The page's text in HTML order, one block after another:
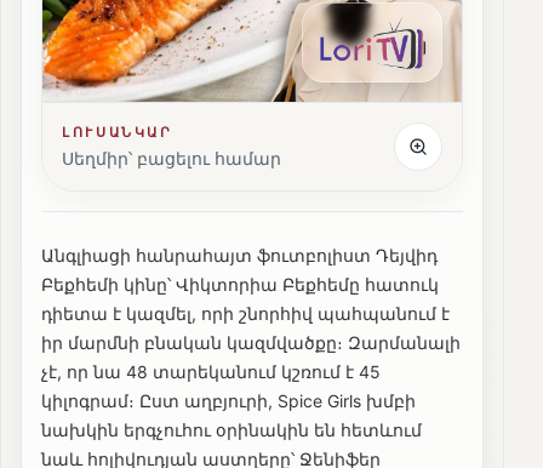
ԼՈՒՍԱՆԿԱՐ
Սեղմիր՝ բացելու համար
Անգլիացի հանրահայտ ֆուտբոլիստ Դեյվիդ
Բեքհեմի կինը՝ Վիկտորիա Բեքհեմը հատուկ
դիետա է կազմել, որի շնորհիվ պահպանում է
իր մարմնի բնական կազմվածքը։ Զարմանալի
չէ, որ նա 48 տարեկանում կշռում է 45
կիլոգրամ։ Ըստ աղբյուրի, Spice Girls խմբի
նախկին երգչուհու օրինակին են հետևում
նաև հոլիվուդյան աստղերը՝ Ջենիֆեր